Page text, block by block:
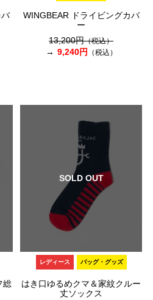
WINGBEAR ドライビングカバ
ー
13,200円（税込）
9,240円 （税込）
総
SOLD OUT
レディース バッグ・グッズ
はき口ゆるめクマ＆家紋クルー
丈ソックス